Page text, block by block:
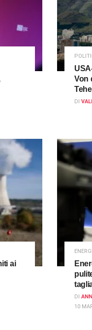
Von
DI
ai
DI
10